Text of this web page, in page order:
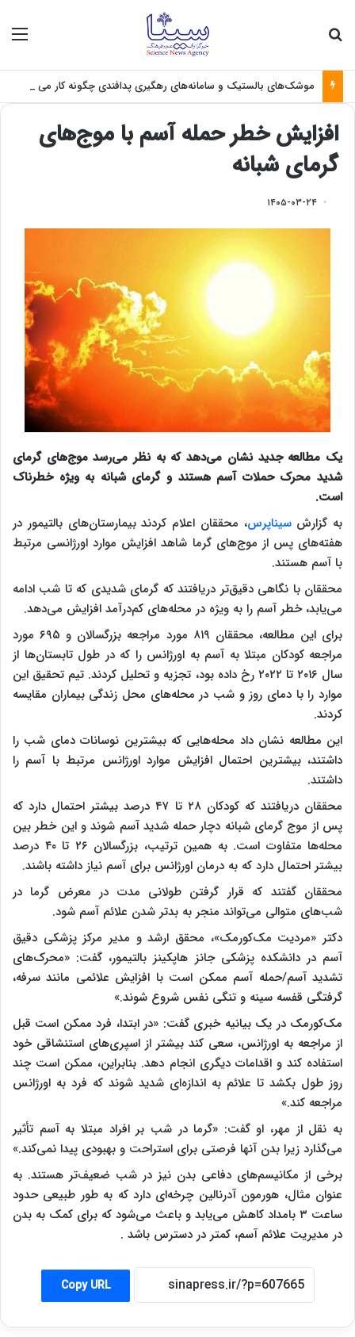
موشک‌های بالستیک و سامانه‌های رهگیری پدافندی چگونه کار می کنند؟
افزایش خطر حمله آسم با موج‌های
گرمای شبانه
۱۴۰۵-۰۳-۲۴
یک مطالعه جدید نشان می‌دهد که به نظر می‌رسد موج‌های گرمای
شدید محرک حملات آسم هستند و گرمای شبانه به ویژه خطرناک
است.
به گزارشسیناپرس، محققان اعلام کردند بیمارستان‌های بالتیمور در
هفته‌های پس از موج‌های گرما شاهد افزایش موارد اورژانسی مرتبط
با آسم هستند.
محققان با نگاهی دقیق‌تر دریافتند که گرمای شدیدی که تا شب ادامه
می‌یابد، خطر آسم را به ویژه در محله‌های کم‌درآمد افزایش می‌دهد.
برای این مطالعه، محققان ۸۱۹ مورد مراجعه بزرگسالان و ۶۹۵ مورد
مراجعه کودکان مبتلا به آسم به اورژانس را که در طول تابستان‌ها از
سال ۲۰۱۶ تا ۲۰۲۲ رخ داده بود، تجزیه و تحلیل کردند. تیم تحقیق این
موارد را با دمای روز و شب در محله‌های محل زندگی بیماران مقایسه
کردند.
این مطالعه نشان داد محله‌هایی که بیشترین نوسانات دمای شب را
داشتند، بیشترین احتمال افزایش موارد اورژانس مرتبط با آسم را
داشتند.
محققان دریافتند که کودکان ۲۸ تا ۴۷ درصد بیشتر احتمال دارد که
پس از موج گرمای شبانه دچار حمله شدید آسم شوند و این خطر بین
محله‌ها متفاوت است. به همین ترتیب، بزرگسالان ۲۶ تا ۴۰ درصد
بیشتر احتمال دارد که به درمان اورژانس برای آسم نیاز داشته باشند.
محققان گفتند که قرار گرفتن طولانی مدت در معرض گرما در
شب‌های متوالی می‌تواند منجر به بدتر شدن علائم آسم شود.
دکتر «مردیت مک‌کورمک»، محقق ارشد و مدیر مرکز پزشکی دقیق
آسم در دانشکده پزشکی جانز هاپکینز بالتیمور، گفت: «محرک‌های
تشدید آسم/حمله آسم ممکن است با افزایش علائمی مانند سرفه،
گرفتگی قفسه سینه و تنگی نفس شروع شوند.»
مک‌کورمک در یک بیانیه خبری گفت: «در ابتدا، فرد ممکن است قبل
از مراجعه به اورژانس، سعی کند بیشتر از اسپری‌های استنشاقی خود
استفاده کند و اقدامات دیگری انجام دهد. بنابراین، ممکن است چند
روز طول بکشد تا علائم به اندازه‌ای شدید شوند که فرد به اورژانس
مراجعه کند.»
به نقل از مهر، او گفت: «گرما در شب بر افراد مبتلا به آسم تأثیر
می‌گذارد زیرا بدن آنها فرصتی برای استراحت و بهبودی پیدا نمی‌کند.»
برخی از مکانیسم‌های دفاعی بدن نیز در شب ضعیف‌تر هستند. به
عنوان مثال، هورمون آدرنالین چرخه‌ای دارد که به طور طبیعی حدود
ساعت ۳ بامداد کاهش می‌یابد و باعث می‌شود که برای کمک به بدن
در مدیریت علائم آسم، کمتر در دسترس باشد .
Copy URL